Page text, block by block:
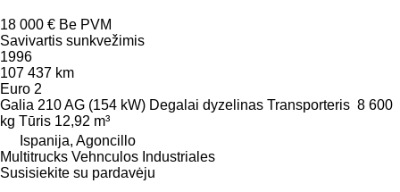
18 000 € Be PVM
Savivartis sunkvežimis
1996
107 437 km
Euro 2
Galia 210 AG (154 kW) Degalai dyzelinas Transporteris 8 600
kg Tūris 12,92 m³
Ispanija, Agoncillo
Multitrucks Vehnculos Industriales
Susisiekite su pardavėju